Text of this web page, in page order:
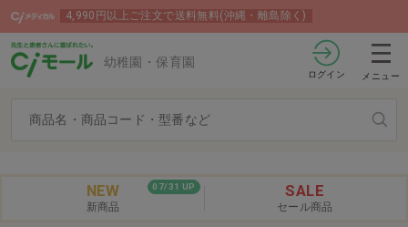
4,990円以上ご注文で送料無料(沖縄・離島除く)
幼稚園・保育園
ログイン メニュー
07/31 UP
NEW
新商品
SALE
セール商品